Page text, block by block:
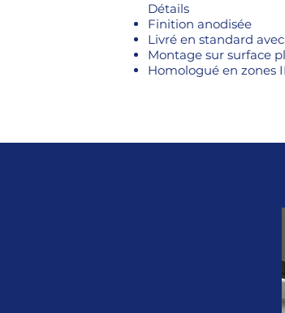
Détails
Finition anodisée
Livré en standard
Montage sur surface
Homologué en zones